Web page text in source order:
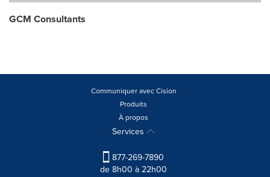
GCM Consultants
Communiquer avec Cision
Produits
À propos
Services
877-269-7890
de 8h00 à 22h00